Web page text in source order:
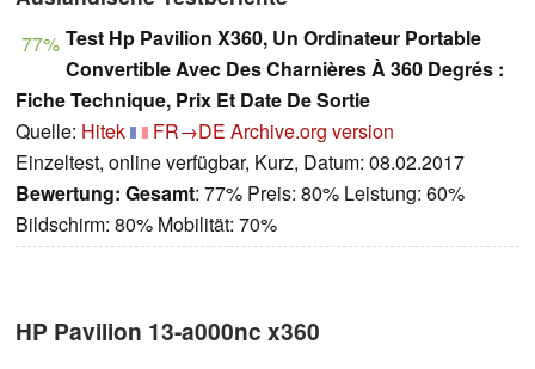
77% Test Hp Pavilion X360, Un Ordinateur Portable
Convertible Avec Des Charnières À 360 Degrés :
Fiche Technique, Prix Et Date De Sortie
Quelle: Hitek FR→DE Archive.org version
Einzeltest, online verfügbar, Kurz, Datum: 08.02.2017
Bewertung: Gesamt: 77% Preis: 80% Leistung: 60%
Bildschirm: 80% Mobilität: 70%
HP Pavilion 13-a000nc x360